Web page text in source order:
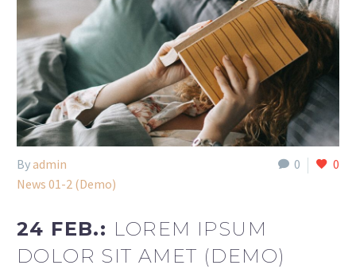
0 0
Byadmin
News 01-2 (Demo)
24 FEB.: LOREM IPSUM
DOLOR SIT AMET (DEMO)